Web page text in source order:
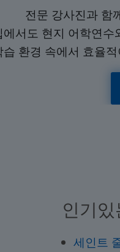
전문 강사진과 함
에서도 현지 어학연수
습 환경 속에서 효율
인기있
세인트